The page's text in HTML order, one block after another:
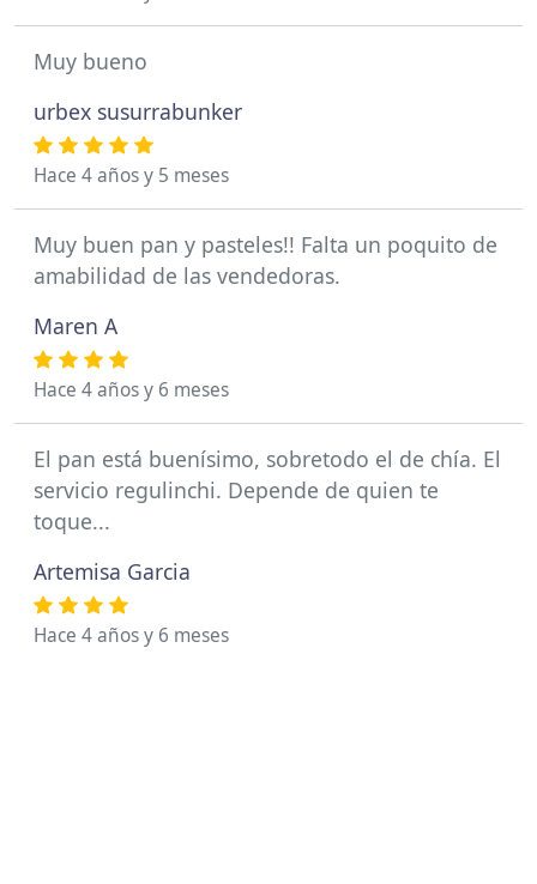
Muy bueno
urbex susurrabunker
Hace 4 años y 5 meses
Muy buen pan y pasteles!! Falta un poquito de
amabilidad de las vendedoras.
Maren A
Hace 4 años y 6 meses
El pan está buenísimo, sobretodo el de chía. El
servicio regulinchi. Depende de quien te
toque...
Artemisa Garcia
Hace 4 años y 6 meses